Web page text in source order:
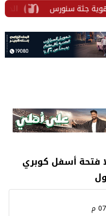
الدولار جثة سنورس
فتحة أسفل كوبري